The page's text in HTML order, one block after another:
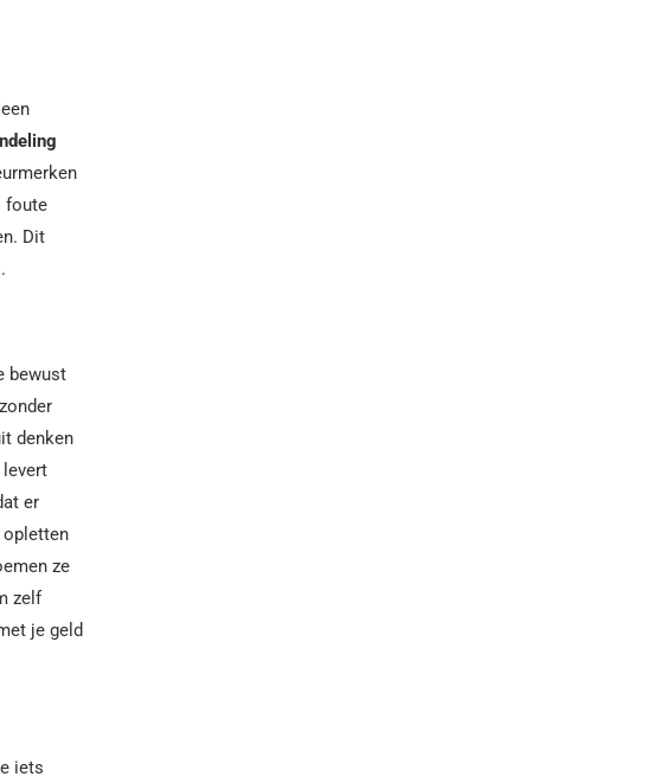
foute
Dit
bewust
denken
er
opletten
ze
zelf
je geld
iets